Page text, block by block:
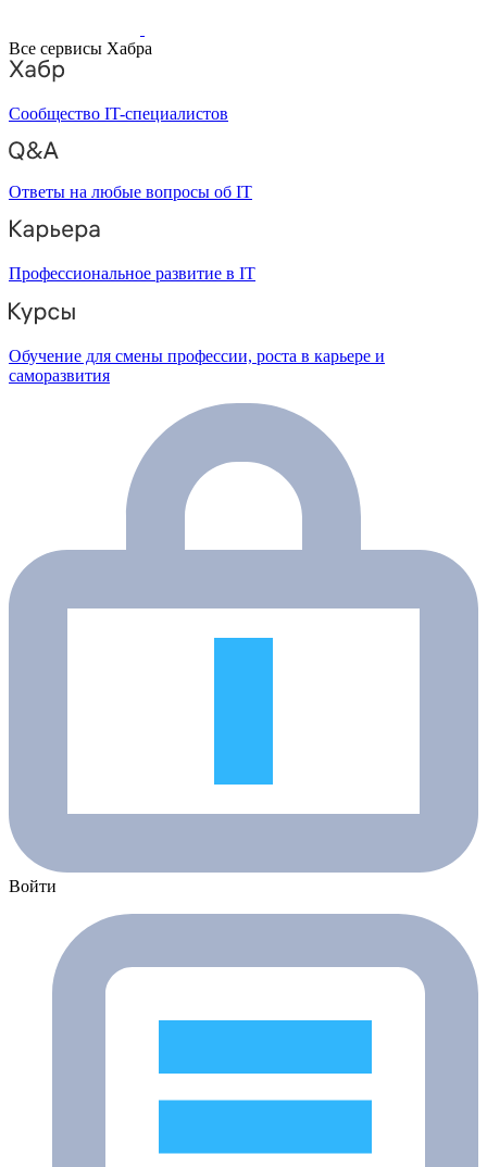
Все сервисы Хабра
Сообщество IT-специалистов
Ответы на любые вопросы об IT
Профессиональное развитие в IT
Обучение для смены профессии, роста в карьере и
саморазвития
Войти